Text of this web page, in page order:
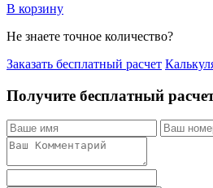
В корзину
Не знаете точное количество?
Заказать бесплатный расчет
Получите бесплатный